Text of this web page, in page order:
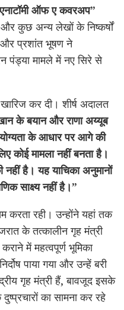
ऑफ ए कवरअप”
कुछ अन्य लेखों के निष्कर्षों
प्रशांत भूषण ने
पंड्या मामले में नए सिरे से
कर दी। शीर्ष अदालत
के बयान और राणा अय्यूब
योग्यता के आधार पर आगे की
कोई मामला नहीं बनता है।
है। यह याचिका अनुमानों
साक्ष्य नहीं है।”
रही। उन्होंने यहां तक
के तत्कालीन गृह मंत्री
में महत्वपूर्ण भूमिका
पाया गया और उन्हें बरी
गृह मंत्री हैं, बावजूद इसके
का सामना कर रहे